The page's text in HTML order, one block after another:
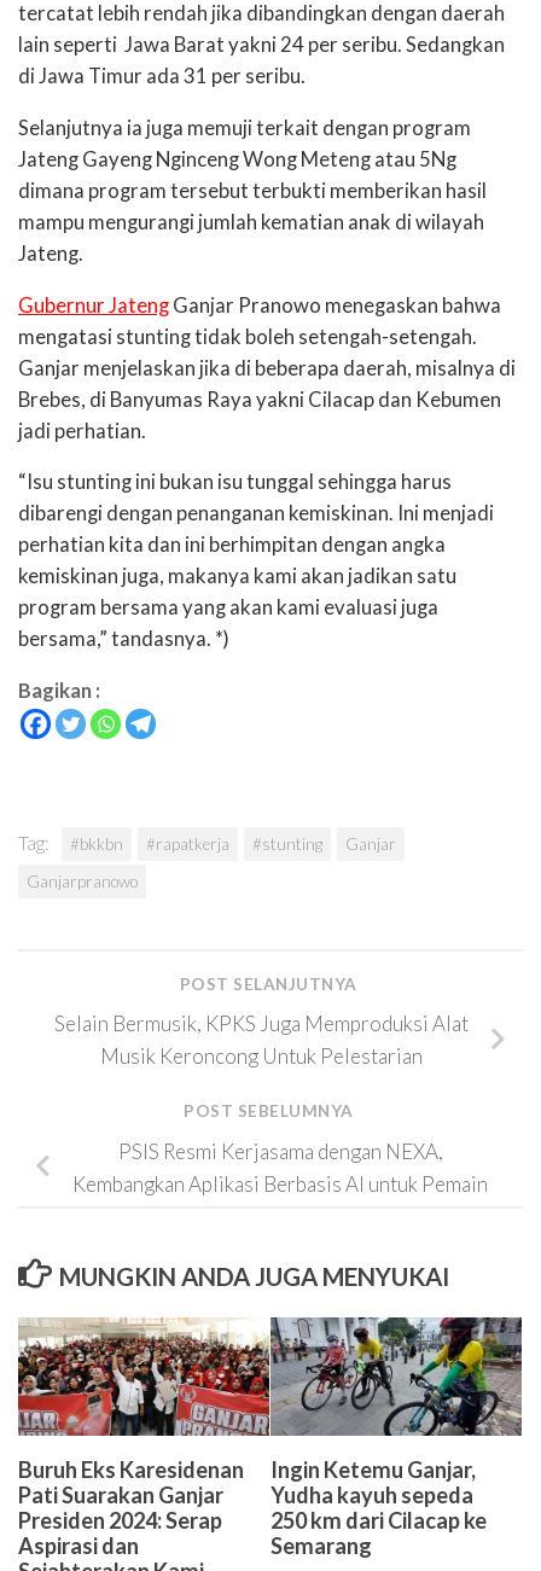
tercatat lebih rendah jika dibandingkan dengan daerah
lain seperti Jawa Barat yakni 24 per seribu. Sedangkan
di Jawa Timur ada 31 per seribu.
Selanjutnya ia juga memuji terkait dengan program
Jateng Gayeng Nginceng Wong Meteng atau 5Ng
dimana program tersebut terbukti memberikan hasil
mampu mengurangi jumlah kematian anak di wilayah
Jateng.
Gubernur Jateng Ganjar Pranowo menegaskan bahwa
mengatasi stunting tidak boleh setengah-setengah.
Ganjar menjelaskan jika di beberapa daerah, misalnya di
Brebes, di Banyumas Raya yakni Cilacap dan Kebumen
jadi perhatian.
“Isu stunting ini bukan isu tunggal sehingga harus
dibarengi dengan penanganan kemiskinan. Ini menjadi
perhatian kita dan ini berhimpitan dengan angka
kemiskinan juga, makanya kami akan jadikan satu
program bersama yang akan kami evaluasi juga
bersama,” tandasnya. *)
Bagikan :
Tag: #bkkbn #rapatkerja #stunting
Ganjar
Ganjarpranowo
POST SELANJUTNYA
Selain Bermusik, KPKS Juga Memproduksi Alat
Musik Keroncong Untuk Pelestarian
POST SEBELUMNYA
PSIS Resmi Kerjasama dengan NEXA,
Kembangkan Aplikasi Berbasis AI untuk Pemain
MUNGKIN ANDA JUGA MENYUKAI
Buruh Eks Karesidenan
Pati Suarakan Ganjar
Presiden 2024: Serap
Aspirasi dan
Ingin Ketemu Ganjar,
Yudha kayuh sepeda
250 km dari Cilacap ke
Semarang